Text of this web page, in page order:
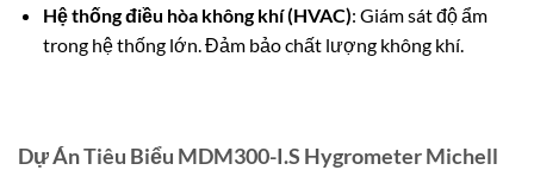
Hệ thống điều hòa không khí (HVAC): Giám sát độ ẩm
trong hệ thống lớn. Đảm bảo chất lượng không khí.
Dự Án Tiêu Biểu MDM300-I.S Hygrometer Michell